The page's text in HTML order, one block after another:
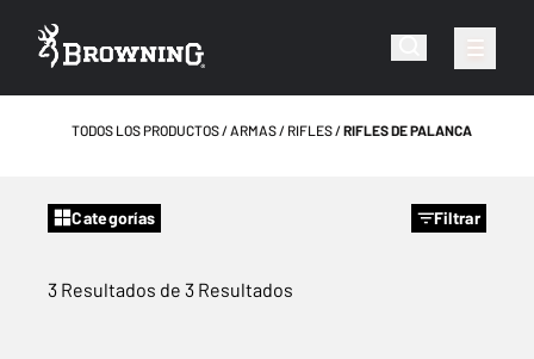
TODOS LOS PRODUCTOS ARMAS RIFLES RIFLES DE PALANCA
Categorías Filtrar
3 Resultados de 3 Resultados